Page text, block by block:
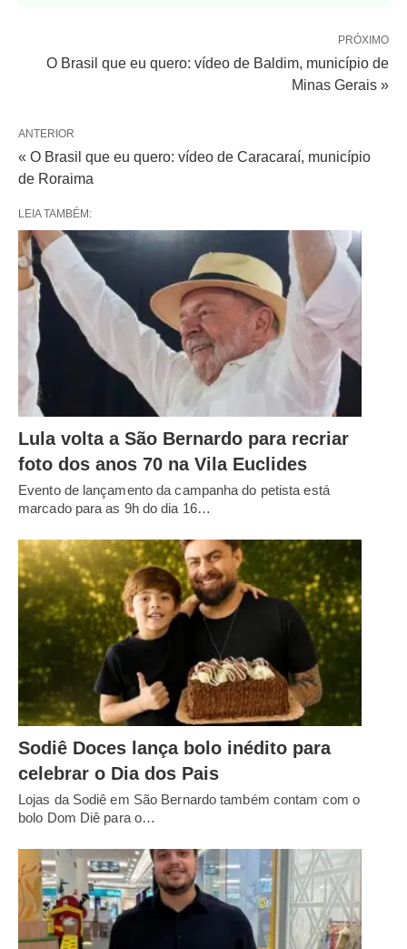
PRÓXIMO
O Brasil que eu quero: vídeo de Baldim, município de
Minas Gerais »
ANTERIOR
« O Brasil que eu quero: vídeo de Caracaraí, município
de Roraima
LEIA TAMBÉM:
Lula volta a São Bernardo para recriar
foto dos anos 70 na Vila Euclides
Evento de lançamento da campanha do petista está
marcado para as 9h do dia 16…
Sodiê Doces lança bolo inédito para
celebrar o Dia dos Pais
Lojas da Sodiê em São Bernardo também contam com o
bolo Dom Diê para o…